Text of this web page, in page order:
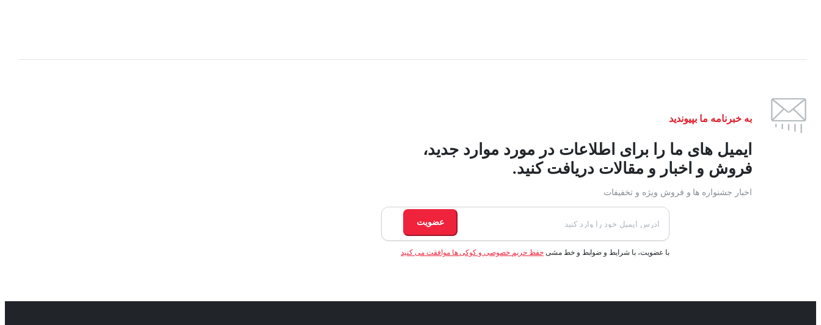
به خبرنامه ما بپیوندید
ایمیل های ما را برای اطلاعات در مورد موارد جدید،
فروش و اخبار و مقالات دریافت کنید.
اخبار جشنواره ها و فروش ویژه و تخفیفات
عضویت
با عضویت، با شرایط و ضوابط و خط مشیحفظ حریم خصوصی و کوکی ها موافقت می کنید